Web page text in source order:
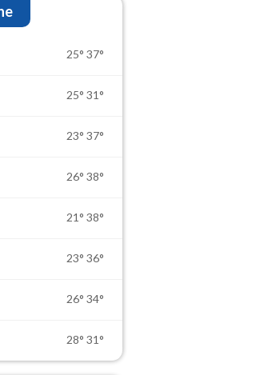
25° 37°
25° 31°
23° 37°
26° 38°
21° 38°
23° 36°
26° 34°
28° 31°